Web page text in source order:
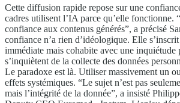
Cette diffusion rapide repose sur une
cadres utilisent l’IA parce qu’elle fonctionne.
confiance aux contenus générés”, a précisé
confiance n’a rien d’idéologique. Elle
immédiate mais cohabite avec une inquiétude
s’inquiètent de la collecte des données
Le paradoxe est là. Utiliser massivement un
effets systémiques. “Le sujet n’est pas
mais l’intégrité de la donnée”, a insisté